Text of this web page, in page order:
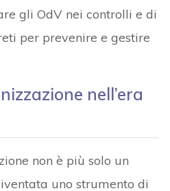
gli OdV nei controlli e di
per prevenire e gestire
nell’era
non è più solo un
uno strumento di